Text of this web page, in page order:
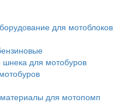
для мотоблоков
шнека для мотобуров
для мотопомп